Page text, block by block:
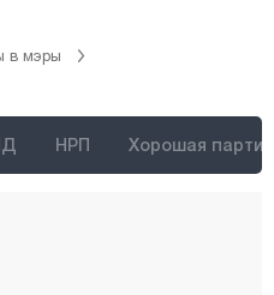
в мэры
НРП Хорошая партия